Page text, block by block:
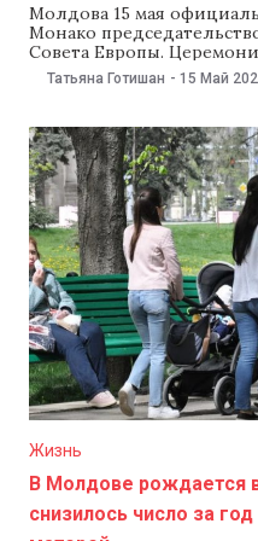
Молдова 15 мая
Монако
Совета Европы.
итогам министерской
делегаций, включая 20
Попшой заявил, что
стало «возможностью
демократическую
приверженность
Татьяна Готишан - 15 Май
Жизнь
В Молдове рождается
снизилось число за